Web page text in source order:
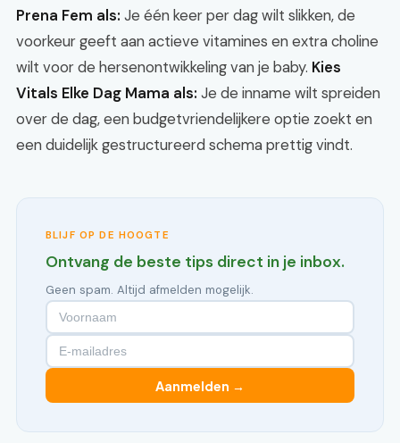
Prena Fem als: Je één keer per dag wilt slikken, de
voorkeur geeft aan actieve vitamines en extra choline
wilt voor de hersenontwikkeling van je baby. Kies
Vitals Elke Dag Mama als: Je de inname wilt spreiden
over de dag, een budgetvriendelijkere optie zoekt en
een duidelijk gestructureerd schema prettig vindt.
BLIJF OP DE HOOGTE
Ontvang de beste tips direct in je inbox.
Geen spam. Altijd afmelden mogelijk.
Aanmelden →